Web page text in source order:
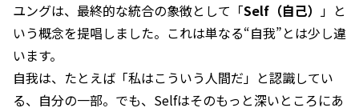
ユングは、最終的な統合の象徴として「Self（自己） 」と
いう概念を提唱しました。これは単なる“自我”とは少し違
います。
自我は、たとえば「私はこういう人間だ」と認識してい
る、自分の一部。でも、Selfはそのもっと深いところにあ